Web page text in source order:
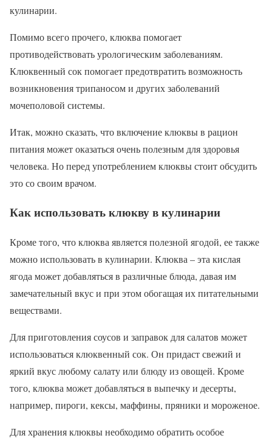
кулинарии.
Помимо всего прочего, клюква помогает
противодействовать урологическим заболеваниям.
Клюквенный сок помогает предотвратить возможность
возникновения трипаносом и других заболеваний
мочеполовой системы.
Итак, можно сказать, что включение клюквы в рацион
питания может оказаться очень полезным для здоровья
человека. Но перед употреблением клюквы стоит обсудить
это со своим врачом.
Как использовать клюкву в кулинарии
Кроме того, что клюква является полезной ягодой, ее также
можно использовать в кулинарии. Клюква – эта кислая
ягода может добавляться в различные блюда, давая им
замечательный вкус и при этом обогащая их питательными
веществами.
Для приготовления соусов и заправок для салатов может
использоваться клюквенный сок. Он придаст свежий и
яркий вкус любому салату или блюду из овощей. Кроме
того, клюква может добавляться в выпечку и десерты,
например, пироги, кексы, маффины, пряники и мороженое.
Для хранения клюквы необходимо обратить особое